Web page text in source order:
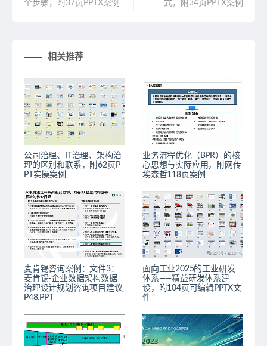
个步骤，附37页PPTX案例
式，附34页PPTX案例
相关推荐
公司治理、IT治理、架构治
理的区别和联系，附62页P
PT实操案例
业务流程优化（BPR）的核
心思想与实际应用，附网传
埃森哲118页案例
麦肯锡咨询案例：文件3：
麦肯锡-企业数据架构数据
治理设计规划咨询项目建议
P48.PPT
面向工业2025的工业研发
体系——精益研发体系建
设，附104页可编辑PPTX文
件